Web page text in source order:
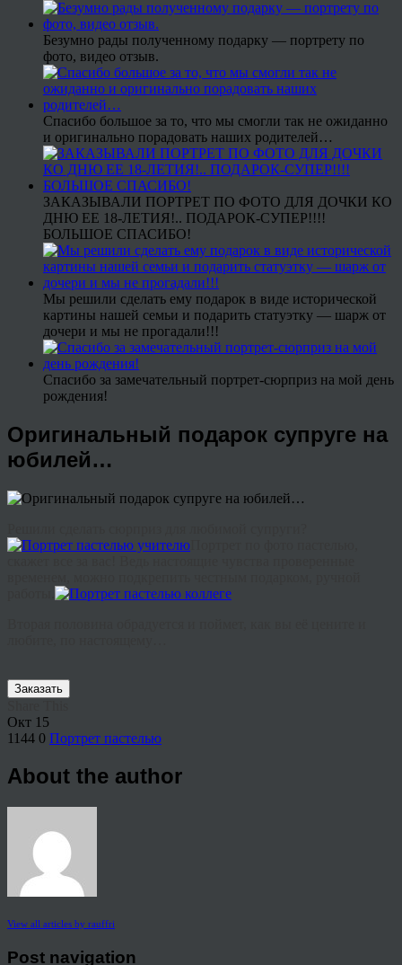
Безумно рады полученному подарку — портрету по
фото, видео отзыв.
Спасибо большое за то, что мы смогли так не ожиданно
и оригинально порадовать наших родителей…
ЗАКАЗЫВАЛИ ПОРТРЕТ ПО ФОТО ДЛЯ ДОЧКИ КО
ДНЮ ЕЕ 18-ЛЕТИЯ!.. ПОДАРОК-СУПЕР!!!!
БОЛЬШОЕ СПАСИБО!
Мы решили сделать ему подарок в виде исторической
картины нашей семьи и подарить статуэтку — шарж от
дочери и мы не прогадали!!!
Спасибо за замечательный портрет-сюрприз на мой день
рождения!
Оригинальный подарок супруге на
юбилей…
Заказать
Окт 15
1144 0 Портрет пастелью
About the author
View all articles by rauffri
Post navigation